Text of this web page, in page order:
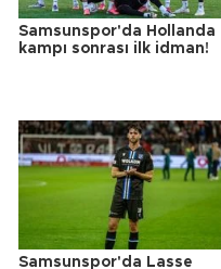
Samsunspor'da Hollanda
kampı sonrası ilk idman!
Samsunspor'da Lasse